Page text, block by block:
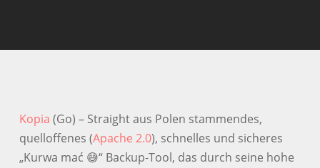
Kopia (Go) – Straight aus Polen stammendes,
quelloffenes (Apache 2.0), schnelles und sicheres
„Kurwa mać 😅“ Backup-Tool, das durch seine hohe